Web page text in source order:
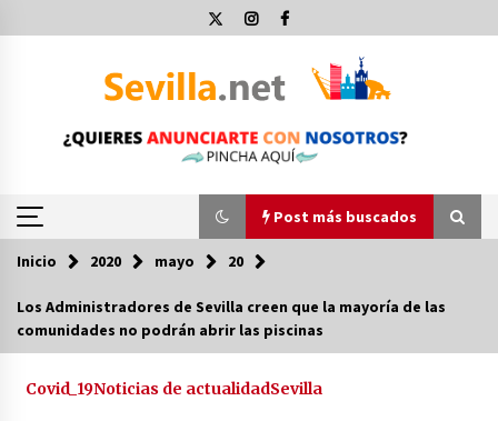
al
Post más buscados
Post más buscados
Operación Policial y Detenciones Tras Pelea
11 de diciembre de 2023
Inicio 2020 mayo 20
Los Administradores de Sevilla creen que la mayoría de las
comunidades no podrán abrir las piscinas
Covid_19Noticias de actualidadSevilla